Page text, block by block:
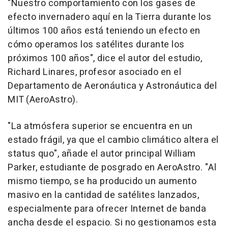
"Nuestro comportamiento con los gases de
efecto invernadero aquí en la Tierra durante los
últimos 100 años está teniendo un efecto en
cómo operamos los satélites durante los
próximos 100 años", dice el autor del estudio,
Richard Linares, profesor asociado en el
Departamento de Aeronáutica y Astronáutica del
MIT (AeroAstro).
"La atmósfera superior se encuentra en un
estado frágil, ya que el cambio climático altera el
status quo", añade el autor principal William
Parker, estudiante de posgrado en AeroAstro. "Al
mismo tiempo, se ha producido un aumento
masivo en la cantidad de satélites lanzados,
especialmente para ofrecer Internet de banda
ancha desde el espacio. Si no gestionamos esta